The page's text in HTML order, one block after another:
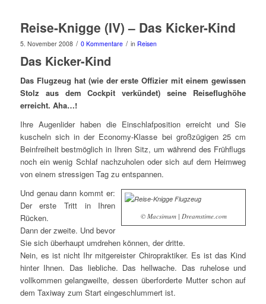
Reise-Knigge (IV) – Das Kicker-Kind
5. November 2008 / 0 Kommentare / in Reisen
Das Kicker-Kind
Das Flugzeug hat (wie der erste Offizier mit einem gewissen
Stolz aus dem Cockpit verkündet) seine Reiseflughöhe
erreicht. Aha…!
Ihre Augenlider haben die Einschlafposition erreicht und Sie
kuscheln sich in der Economy-Klasse bei großzügigen 25 cm
Beinfreiheit bestmöglich in Ihren Sitz, um während des Frühflugs
noch ein wenig Schlaf nachzuholen oder sich auf dem Heimweg
von einem stressigen Tag zu entspannen.
© Macsimum | Dreamstime.com
Und genau dann kommt er:
Der erste Tritt in Ihren
Rücken.
Dann der zweite. Und bevor
Sie sich überhaupt umdrehen können, der dritte.
Nein, es ist nicht Ihr mitgereister Chiropraktiker. Es ist das Kind
hinter Ihnen. Das liebliche. Das hellwache. Das ruhelose und
vollkommen gelangweilte, dessen überforderte Mutter schon auf
dem Taxiway zum Start eingeschlummert ist.